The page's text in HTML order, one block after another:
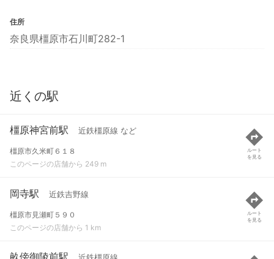
住所
奈良県橿原市石川町282-1
近くの駅
橿原神宮前駅 近鉄橿原線 など
橿原市久米町６１８
このページの店舗から 249 m
ルート
を見る
岡寺駅 近鉄吉野線
橿原市見瀬町５９０
このページの店舗から 1 km
ルート
を見る
畝傍御陵前駅